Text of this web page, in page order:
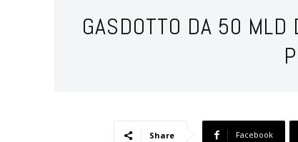
GASDOTTO DA 50
Share Facebook